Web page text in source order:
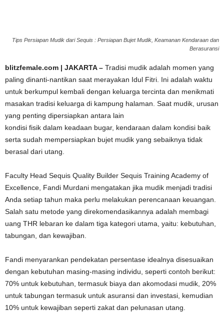
Tips Persiapan Mudik dari Sequis : Persiapan Bujet Mudik, Keamanan Kendaraan dan
Berasuransi
blitzfemale.com | JAKARTA – Tradisi mudik adalah momen yang
paling dinanti-nantikan saat merayakan Idul Fitri. Ini adalah waktu
untuk berkumpul kembali dengan keluarga tercinta dan menikmati
masakan tradisi keluarga di kampung halaman. Saat mudik, urusan
yang penting dipersiapkan antara lain
kondisi fisik dalam keadaan bugar, kendaraan dalam kondisi baik
serta sudah mempersiapkan bujet mudik yang sebaiknya tidak
berasal dari utang.
Faculty Head Sequis Quality Builder Sequis Training Academy of
Excellence, Fandi Murdani mengatakan jika mudik menjadi tradisi
Anda setiap tahun maka perlu melakukan perencanaan keuangan.
Salah satu metode yang direkomendasikannya adalah membagi
uang THR lebaran ke dalam tiga kategori utama, yaitu: kebutuhan,
tabungan, dan kewajiban.
Fandi menyarankan pendekatan persentase idealnya disesuaikan
dengan kebutuhan masing-masing individu, seperti contoh berikut:
70% untuk kebutuhan, termasuk biaya dan akomodasi mudik, 20%
untuk tabungan termasuk untuk asuransi dan investasi, kemudian
10% untuk kewajiban seperti zakat dan pelunasan utang.